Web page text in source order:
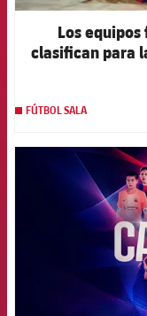
Los
clasifican para
FÚTBOL SALA